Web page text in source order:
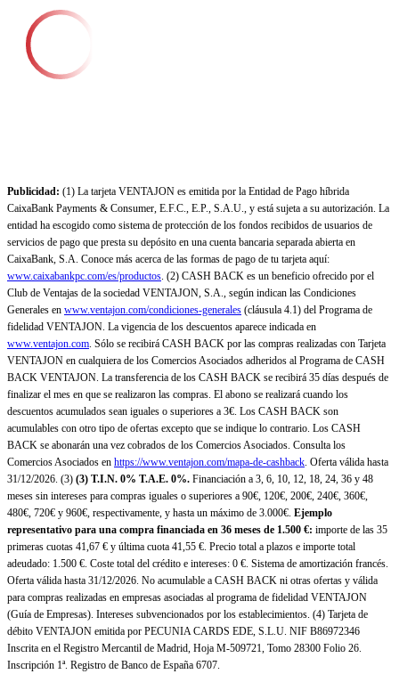
Publicidad: (1) La tarjeta VENTAJON es emitida por la Entidad de Pago híbrida
CaixaBank Payments & Consumer, E.F.C., E.P., S.A.U., y está sujeta a su autorización. La
entidad ha escogido como sistema de protección de los fondos recibidos de usuarios de
servicios de pago que presta su depósito en una cuenta bancaria separada abierta en
CaixaBank, S.A. Conoce más acerca de las formas de pago de tu tarjeta aquí:
www.caixabankpc.com/es/productos. (2) CASH BACK es un beneficio ofrecido por el
Club de Ventajas de la sociedad VENTAJON, S.A., según indican las Condiciones
Generales en www.ventajon.com/condiciones-generales (cláusula 4.1) del Programa de
fidelidad VENTAJON. La vigencia de los descuentos aparece indicada en
www.ventajon.com. Sólo se recibirá CASH BACK por las compras realizadas con Tarjeta
VENTAJON en cualquiera de los Comercios Asociados adheridos al Programa de CASH
BACK VENTAJON. La transferencia de los CASH BACK se recibirá 35 días después de
finalizar el mes en que se realizaron las compras. El abono se realizará cuando los
descuentos acumulados sean iguales o superiores a 3€. Los CASH BACK son
acumulables con otro tipo de ofertas excepto que se indique lo contrario. Los CASH
BACK se abonarán una vez cobrados de los Comercios Asociados. Consulta los
Comercios Asociados en https://www.ventajon.com/mapa-de-cashback. Oferta válida hasta
31/12/2026. (3) (3) T.I.N. 0% T.A.E. 0%. Financiación a 3, 6, 10, 12, 18, 24, 36 y 48
meses sin intereses para compras iguales o superiores a 90€, 120€, 200€, 240€, 360€,
480€, 720€ y 960€, respectivamente, y hasta un máximo de 3.000€. Ejemplo
representativo para una compra financiada en 36 meses de 1.500 €: importe de las 35
primeras cuotas 41,67 € y última cuota 41,55 €. Precio total a plazos e importe total
adeudado: 1.500 €. Coste total del crédito e intereses: 0 €. Sistema de amortización francés.
Oferta válida hasta 31/12/2026. No acumulable a CASH BACK ni otras ofertas y válida
para compras realizadas en empresas asociadas al programa de fidelidad VENTAJON
(Guía de Empresas). Intereses subvencionados por los establecimientos. (4) Tarjeta de
débito VENTAJON emitida por PECUNIA CARDS EDE, S.L.U. NIF B86972346
Inscrita en el Registro Mercantil de Madrid, Hoja M-509721, Tomo 28300 Folio 26.
Inscripción 1ª. Registro de Banco de España 6707.